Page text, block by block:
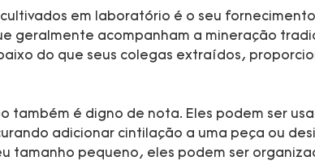
em laboratório é o seu
acompanham a mineração
do que seus colegas extraídos,
é digno de nota. Eles podem ser
adicionar cintilação a uma peça ou
tamanho pequeno, eles podem ser